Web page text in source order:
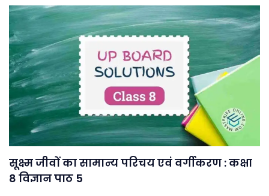
सूक्ष्म जीवों का सामान्य परिचय एवं वर्गीकरण : कक्षा
8 विज्ञान पाठ 5